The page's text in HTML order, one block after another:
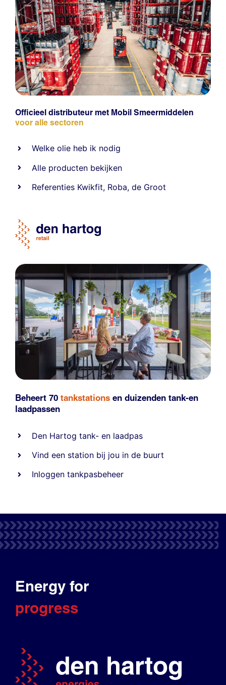
Officieel distributeur met Mobil Smeermiddelen
voor alle sectoren
Welke olie heb ik nodig
Alle producten bekijken
Referenties Kwikfit, Roba,de Groot
Beheert 70 tankstations en duizenden tank-en
laadpassen
Den Hartog tank- en laadpas
Vind een station bij jou in de buurt
Inloggen tankpasbeheer
Energy for
progress